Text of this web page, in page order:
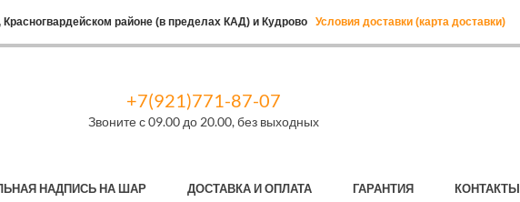
районе (в пределах КАД) и Кудрово Условия доставки (карта доставки)
+7(921)771-87-07
Звоните с 09.00 до 20.00, без выходных
НАДПИСЬ НА ШАР ДОСТАВКА И ОПЛАТА ГАРАНТИЯ КОНТАКТЫ